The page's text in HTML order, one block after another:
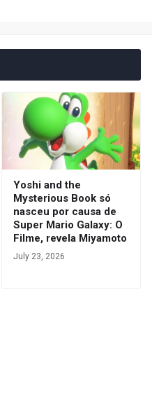
Yoshi and the
Mysterious Book só
nasceu por causa de
Super Mario Galaxy: O
Filme, revela Miyamoto
July 23, 2026